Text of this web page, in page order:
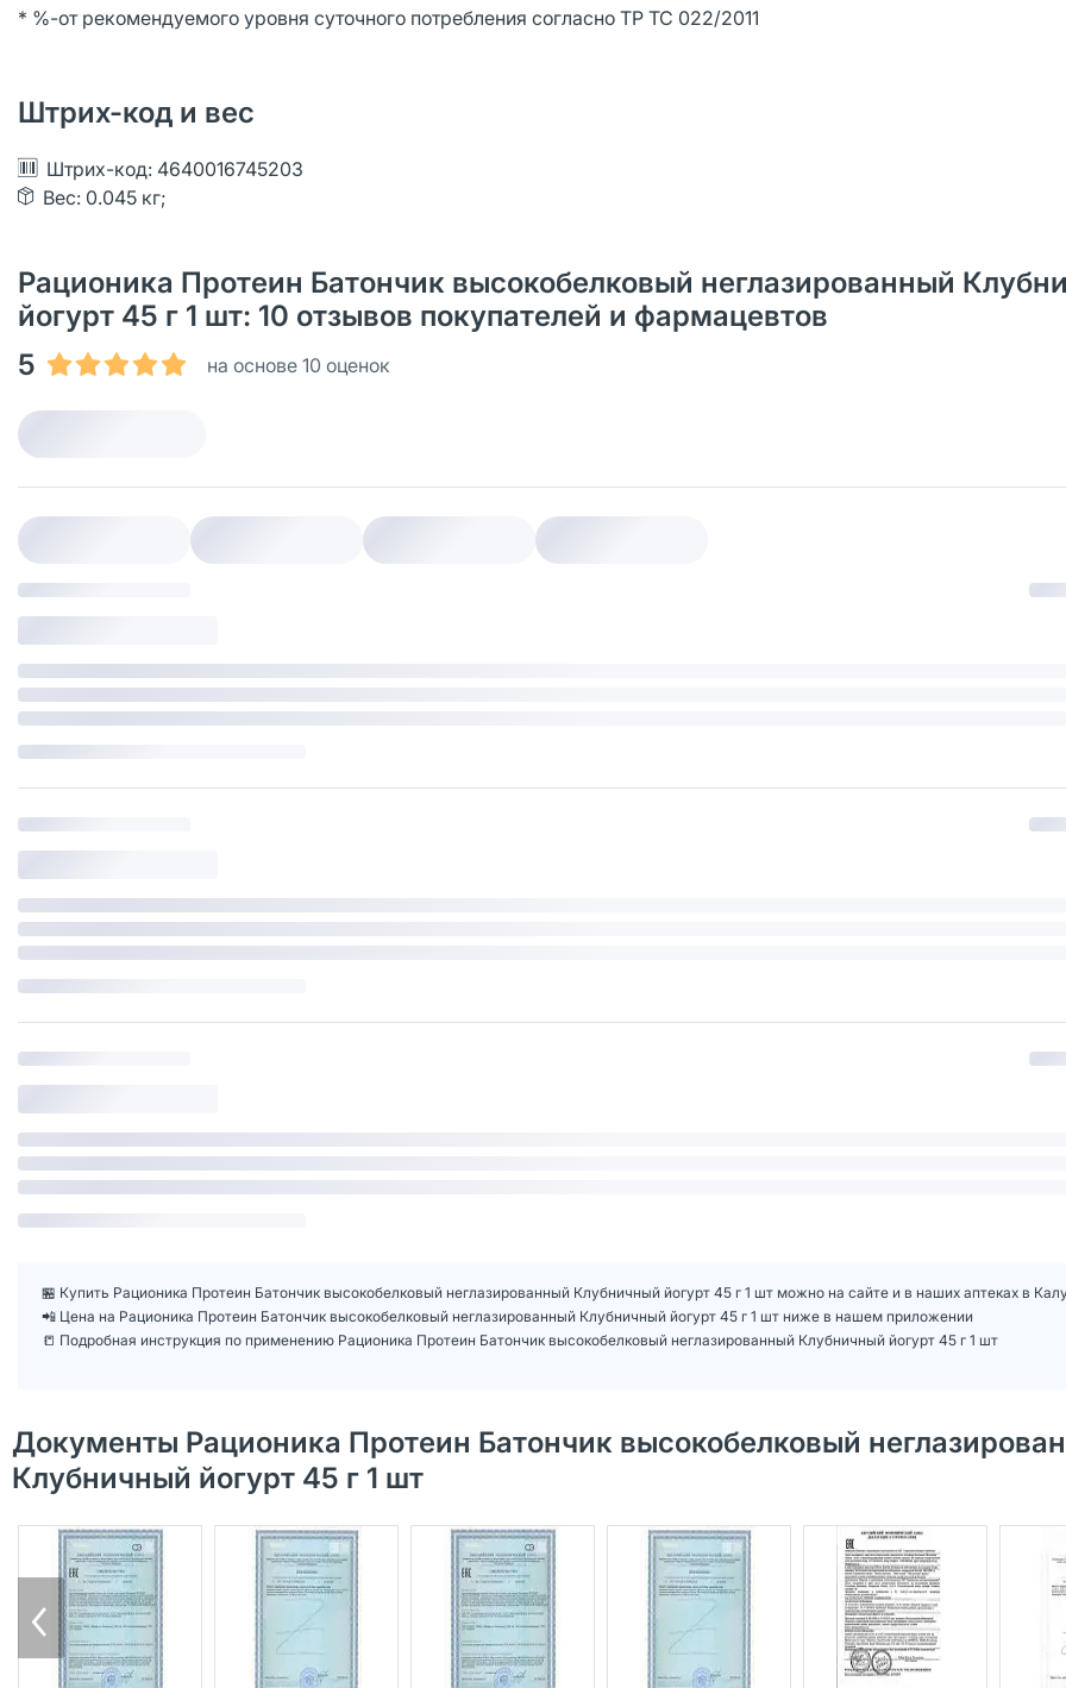
* %-от рекомендуемого уровня суточного потребления согласно ТР ТС 022/2011
Штрих-код и вес
Штрих-код: 4640016745203
Вес: 0.045 кг;
Рационика Протеин Батончик высокобелковый неглазированный
йогурт 45 г 1 шт: 10 отзывов покупателей и фармацевтов
5
на основе 10 оценок
🏪 Купить Рационика Протеин Батончик высокобелковый неглазированный Клубничный йогурт 45 г 1 шт можно на сайте и в наших аптеках в
📲 Цена на Рационика Протеин Батончик высокобелковый неглазированный Клубничный йогурт 45 г 1 шт ниже в нашем приложении
📒 Подробная инструкция по применению Рационика Протеин Батончик высокобелковый неглазированный Клубничный йогурт 45 г 1 шт
Документы Рационика Протеин Батончик высокобелковый
Клубничный йогурт 45 г 1 шт